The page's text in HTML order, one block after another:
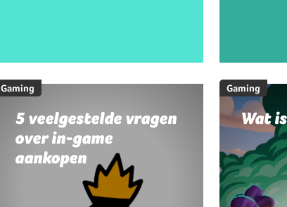
Gaming
5 veelgestelde vragen
over in-game
aankopen
Gaming
Wat